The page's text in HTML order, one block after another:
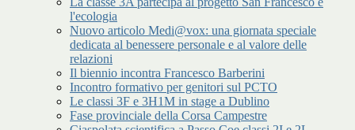
l'ecologia
Nuovo articolo Medi@vox: una giornata speciale
dedicata al benessere personale e al valore delle
relazioni
Il biennio incontra Francesco Barberini
Incontro formativo per genitori sul PCTO
Le classi 3F e 3H1M in stage a Dublino
Fase provinciale della Corsa Campestre